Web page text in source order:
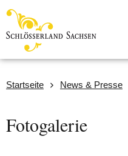
Startseite News & Presse
Fotogalerie